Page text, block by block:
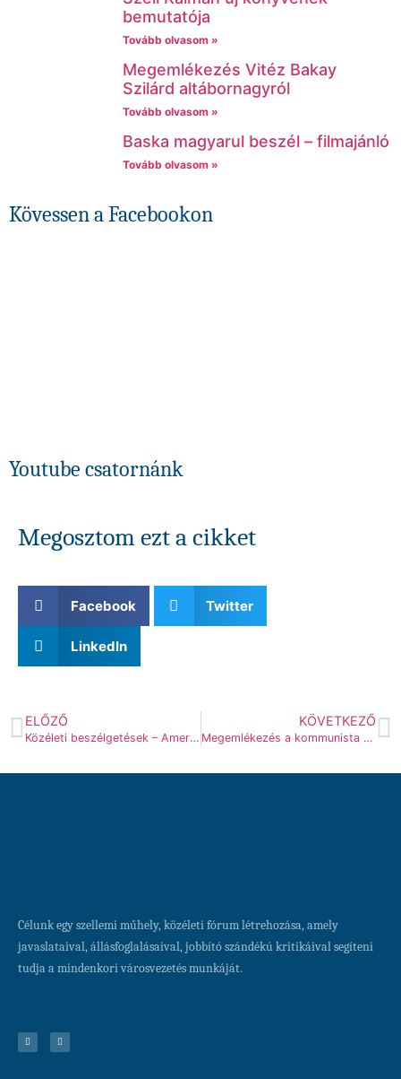
bemutatója
Tovább olvasom »
Megemlékezés Vitéz Bakay
Szilárd altábornagyról
Tovább olvasom »
Baska magyarul beszél – filmajánló
Tovább olvasom »
Kövessen a Facebookon
Youtube csatornánk
Megosztom ezt a cikket
Facebook Twitter
LinkedIn
ELŐZŐ
Közéleti beszélgetések – Amerikából jöttem
KÖVETKEZŐ
Megemlékezés a kommunista diktatúrák áldozatainak emléknapján
Célunk egy szellemi műhely, közéleti fórum létrehozása, amely
javaslataival, állásfoglalásaival, jobbító szándékú kritikáival segíteni
tudja a mindenkori városvezetés munkáját.